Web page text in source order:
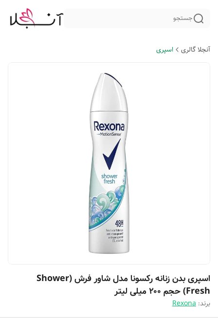
جستجو
آنجلا گالری اسپری
اسپری بدن زنانه رکسونا مدل شاور فرش (Shower
Fresh) حجم ۲۰۰ میلی لیتر
برند: Rexona